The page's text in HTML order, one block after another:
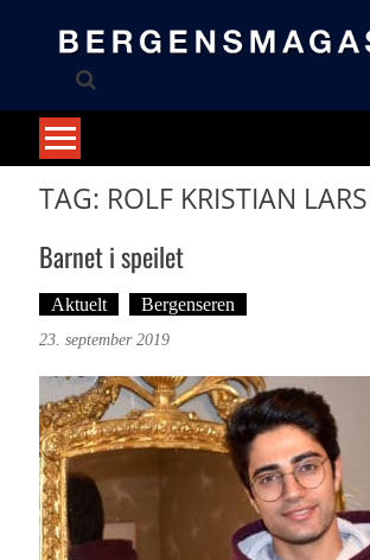
TAG: ROLF KRISTIAN
Barnet i speilet
Aktuelt Bergenseren
23. september 2019